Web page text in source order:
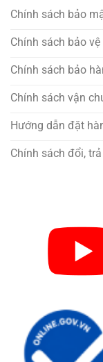
Chính sách bảo
Chính sách bảo
Chính sách bảo
Chính sách vận
Hướng dẫn đặt
Chính sách đổi,